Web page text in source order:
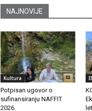
NAJNOVIJE
Kultura
Potpisan ugovor o
sufinansiranju NAFFIT
2026.